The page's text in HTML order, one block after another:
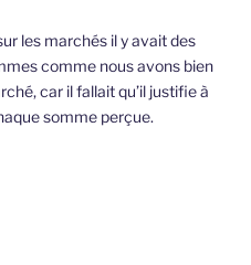
les marchés il y avait des
comme nous avons bien
car il fallait qu’il justifie à
somme perçue.